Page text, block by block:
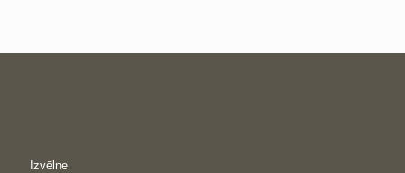
Izvēlne